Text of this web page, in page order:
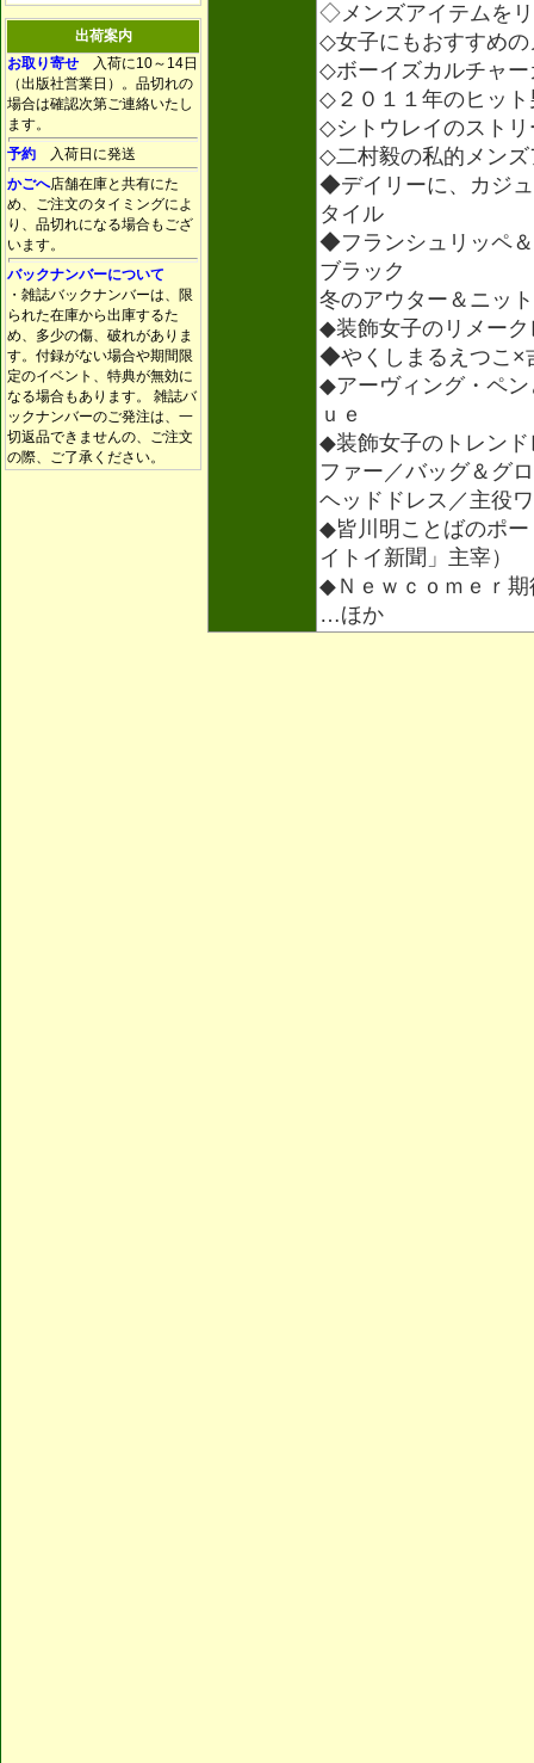
出荷案内
お取り寄せ 入荷に10～14日
（出版社営業日）。品切れの
場合は確認次第ご連絡いたし
ます。
予約 入荷日に発送
かごへ店舗在庫と共有にた
め、ご注文のタイミングによ
り、品切れになる場合もござ
います。
バックナンバーについて
・雑誌バックナンバーは、限
られた在庫から出庫するた
め、多少の傷、破れがありま
す。付録がない場合や期間限
定のイベント、特典が無効に
なる場合もあります。 雑誌バ
ックナンバーのご発注は、一
切返品できませんの、ご注文
の際、ご了承ください。
◇メンズアイテムを
◇女子にもおすすめ
◇ボーイズカルチャー
◇２０１１年のヒッ
◇シトウレイのスト
◇二村毅の私的メン
◆デイリーに、カジ
タイル
◆フランシュリッペ
ブラック
冬のアウター＆ニッ
◆装飾女子のリメーク
◆やくしまるえつこ×
◆アーヴィング・ペ
ｕｅ
◆装飾女子のトレンド
ファー／バッグ＆グ
ヘッドドレス／主役
◆皆川明ことばのポ
イトイ新聞」主宰）
◆Ｎｅｗｃｏｍｅｒ
…ほか